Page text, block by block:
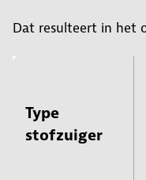
Dat resulteert in het
Type
stofzuiger